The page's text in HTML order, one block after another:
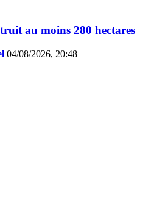
au moins 280 hectares
04/08/2026, 20:48